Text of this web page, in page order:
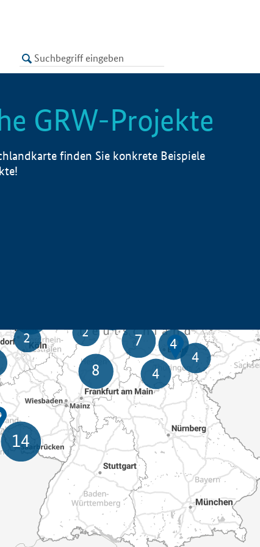
LISTE
GRW-Projekte
finden Sie konkrete Beispiele